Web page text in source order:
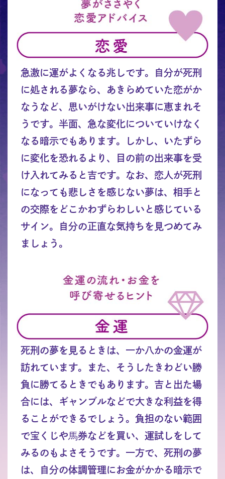
急激に運がよくなる兆しです。自分が死刑
に処される夢なら、あきらめていた恋がか
なうなど、思いがけない出来事に恵まれそ
うです。半面、急な変化についていけなく
なる暗示でもあります。しかし、いたずら
に変化を恐れるより、目の前の出来事を受
け入れてみると吉です。なお、恋人が死刑
になっても悲しさを感じない夢は、相手と
の交際をどこかわずらわしいと感じている
サイン。自分の正直な気持ちを見つめてみ
ましょう。
死刑の夢を見るときは、一か八かの金運が
訪れています。また、そうしたきわどい勝
負に勝てるときでもあります。吉と出た場
合には、ギャンブルなどで大きな利益を得
ることができるでしょう。負担のない範囲
で宝くじや馬券などを買い、運試しをして
みるのもよさそうです。一方で、死刑の夢
は、自分の体調管理にお金がかかる暗示で